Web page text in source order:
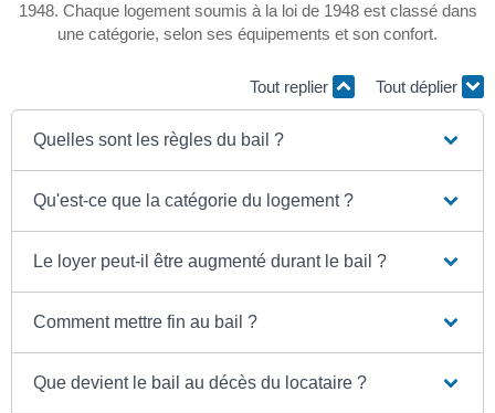
1948. Chaque logement soumis à la loi de 1948 est classé dans
une catégorie, selon ses équipements et son confort.
Tout replier Tout déplier
Quelles sont les règles du bail ?
Qu'est-ce que la catégorie du logement ?
Le loyer peut-il être augmenté durant le bail ?
Comment mettre fin au bail ?
Que devient le bail au décès du locataire ?